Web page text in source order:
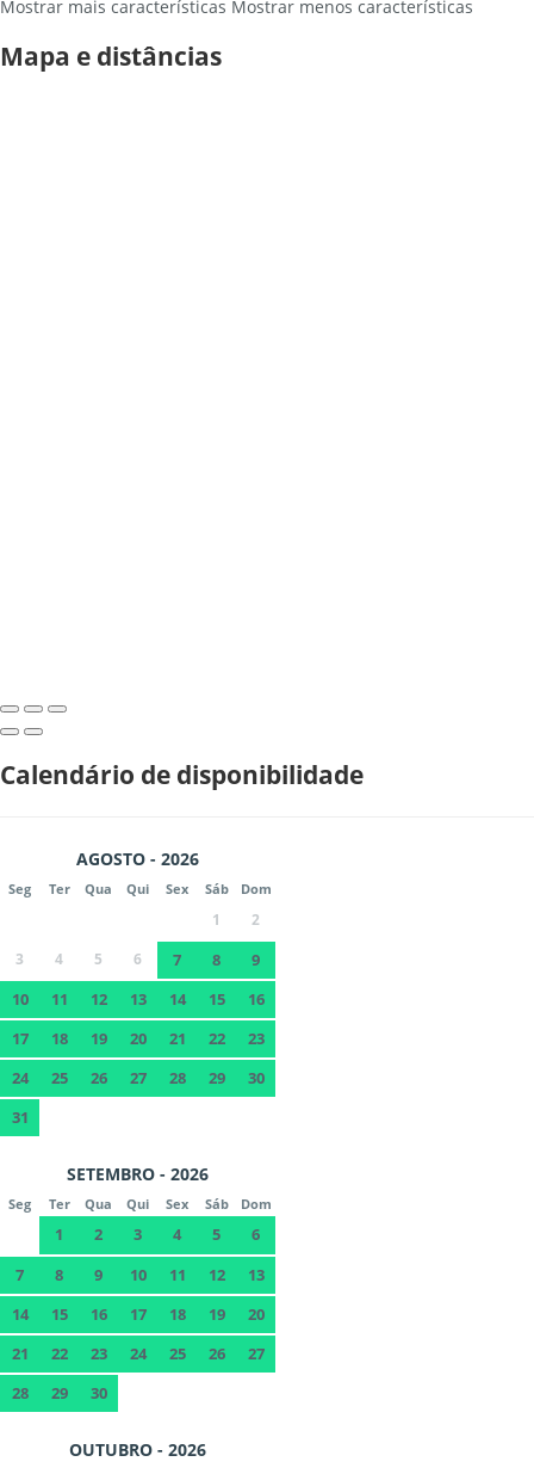
Mostrar mais características Mostrar menos características
Mapa e distâncias
Calendário de disponibilidade
AGOSTO - 2026
Seg Ter Qua Qui Sex Sáb Dom
1
2
3
4 5 6 7 8
9
10
11 12 13 14 15
16
17
18 19 20 21 22
23
24
25 26 27 28 29
30
31
SETEMBRO - 2026
Seg Ter Qua Qui Sex Sáb Dom
1 2 3 4 5
6
7
8 9 10 11 12
13
14
15 16 17 18 19
20
21
22 23 24 25 26
27
28
29 30
OUTUBRO - 2026